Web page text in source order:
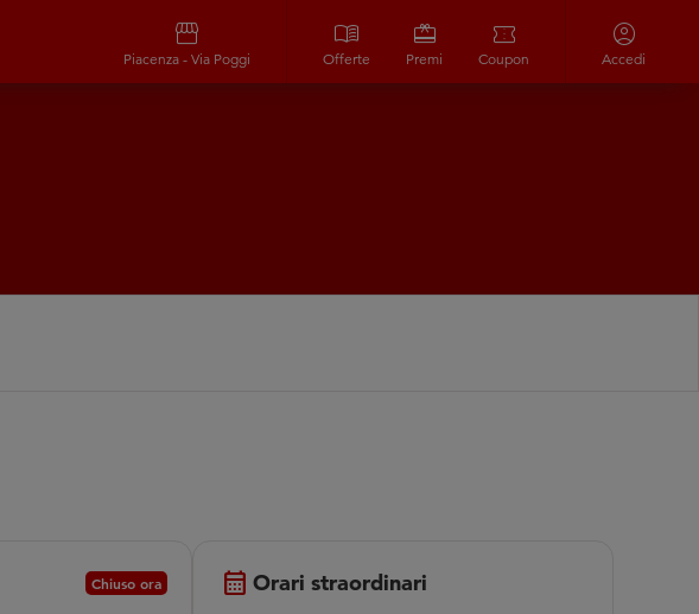
storefront
Piacenza - Via Poggi
menu_book
Offerte
redeem
Premi
confirmation_number
Coupon
account_circle
Accedi
Chiuso ora calendar_month Orari straordinari